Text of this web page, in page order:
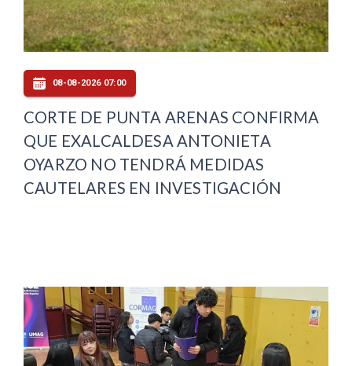
08-08-2026 07:00
CORTE DE PUNTA ARENAS CONFIRMA
QUE EXALCALDESA ANTONIETA
OYARZO NO TENDRÁ MEDIDAS
CAUTELARES EN INVESTIGACIÓN